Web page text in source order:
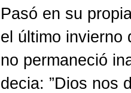
Pasó en su
el último invierno
no permaneció
decia: ”Dios nos